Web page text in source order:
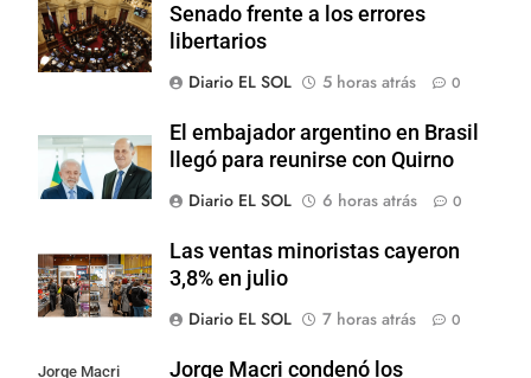
Senado frente a los errores
libertarios
Diario EL SOL
5 horas atrás 0
El embajador argentino en Brasil
llegó para reunirse con Quirno
Diario EL SOL
6 horas atrás 0
Las ventas minoristas cayeron
3,8% en julio
Diario EL SOL
7 horas atrás 0
Jorge Macri
Jorge Macri condenó los